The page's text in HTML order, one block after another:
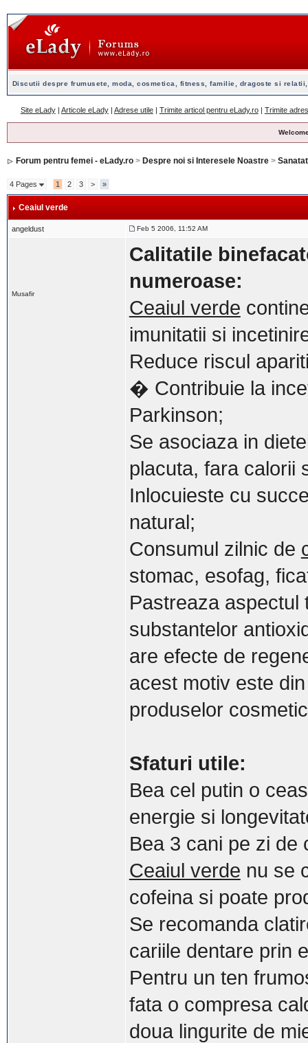
Discutii despre frumusete, moda, cosmetica, fitness, familie, dragoste si
Site eLady| Articole eLady| Adrese utile| Trimite articol pentru eLady.ro| Trimite
Forum pentru femei - eLady.ro> Despre noi si Interesele Noastre>
4 Pages 1 2 3 > »
Ceaiul verde
angeldust Feb 5 2006, 11:52 AM
Musafir
Calitatile
numeroase:
Ceaiul verde
imunitatii si
Reduce riscul
� Contribuie la
Parkinson;
Se asociaza in
placuta, fara calorii
Inlocuieste cu
natural;
Consumul zilnic de
stomac, esofag,
Pastreaza aspectul
substantelor
are efecte de
acest motiv este
produselor
Sfaturi utile:
Bea cel putin o
energie si
Bea 3 cani pe zi de
Ceaiul verde nu se
cofeina si poate
Se recomanda
cariile dentare prin
Pentru un ten
fata o compresa
doua lingurite de